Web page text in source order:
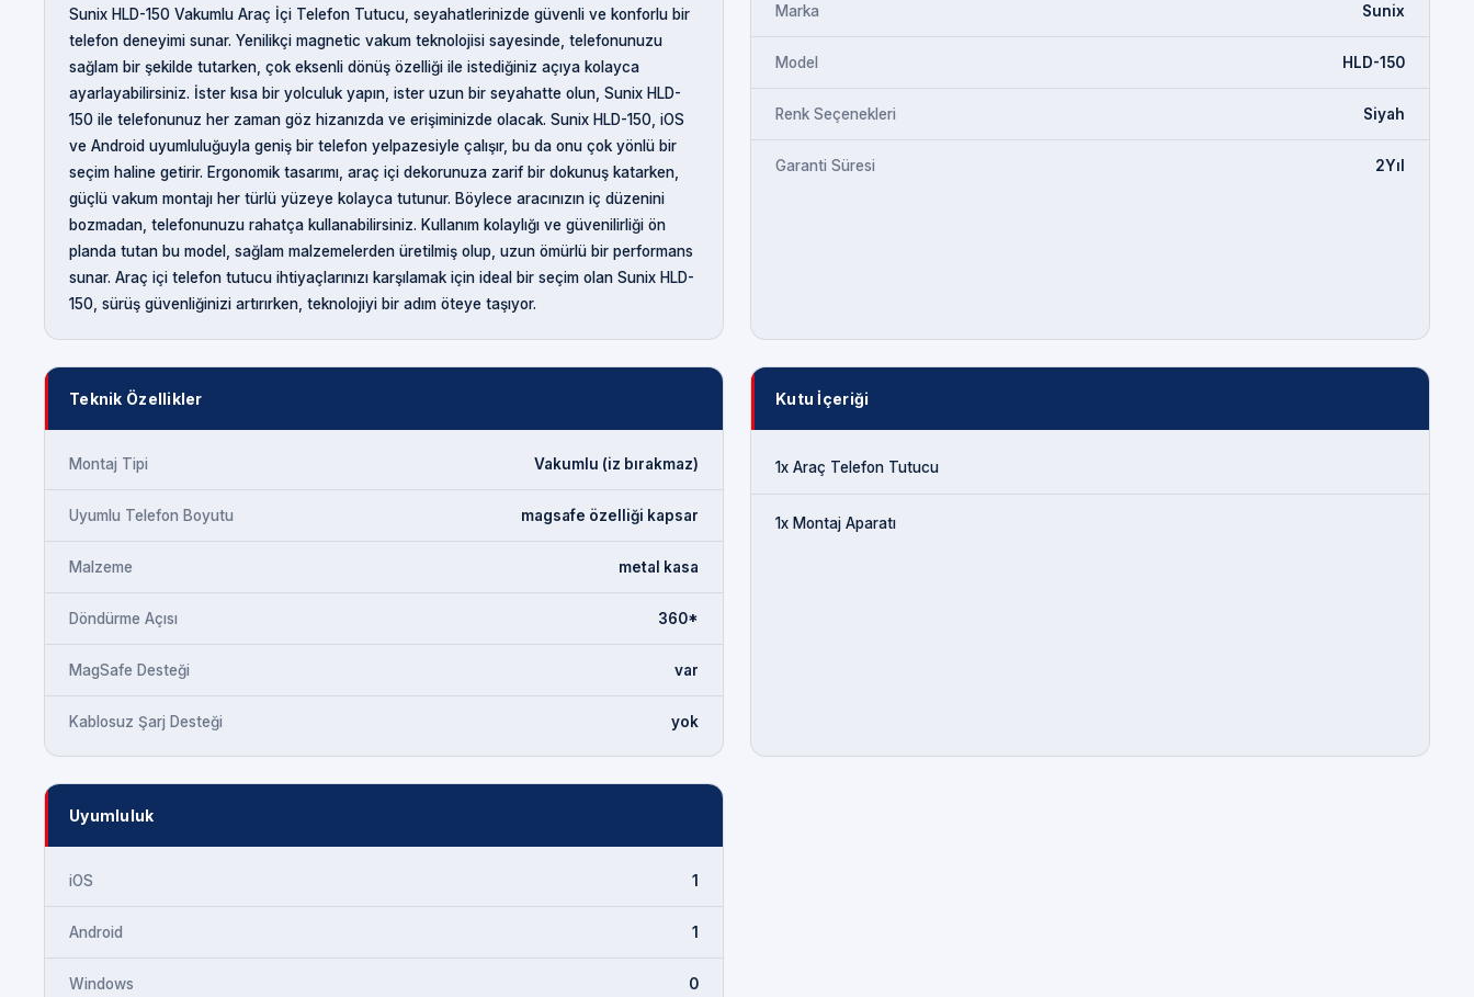
Sunix HLD-150 Vakumlu Araç İçi Telefon Tutucu, seyahatlerinizde güvenli ve konforlu bir
telefon deneyimi sunar. Yenilikçi magnetic vakum teknolojisi sayesinde, telefonunuzu
sağlam bir şekilde tutarken, çok eksenli dönüş özelliği ile istediğiniz açıya kolayca
ayarlayabilirsiniz. İster kısa bir yolculuk yapın, ister uzun bir seyahatte olun, Sunix HLD-
150 ile telefonunuz her zaman göz hizanızda ve erişiminizde olacak. Sunix HLD-150, iOS
ve Android uyumluluğuyla geniş bir telefon yelpazesiyle çalışır, bu da onu çok yönlü bir
seçim haline getirir. Ergonomik tasarımı, araç içi dekorunuza zarif bir dokunuş katarken,
güçlü vakum montajı her türlü yüzeye kolayca tutunur. Böylece aracınızın iç düzenini
bozmadan, telefonunuzu rahatça kullanabilirsiniz. Kullanım kolaylığı ve güvenilirliği ön
planda tutan bu model, sağlam malzemelerden üretilmiş olup, uzun ömürlü bir performans
sunar. Araç içi telefon tutucu ihtiyaçlarınızı karşılamak için ideal bir seçim olan Sunix HLD-
150, sürüş güvenliğinizi artırırken, teknolojiyi bir adım öteye taşıyor.
Marka Sunix
Model HLD-150
Renk Seçenekleri Siyah
Garanti Süresi 2Yıl
Teknik Özellikler
Montaj Tipi Vakumlu (iz bırakmaz)
Uyumlu Telefon Boyutu magsafe özelliği kapsar
Malzeme metal kasa
Döndürme Açısı 360*
MagSafe Desteği var
Kablosuz Şarj Desteği yok
Kutu İçeriği
1x Araç Telefon Tutucu
1x Montaj Aparatı
Uyumluluk
iOS 1
Android 1
Windows 0